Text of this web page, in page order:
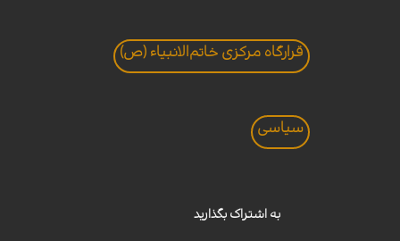
قرارگاه مرکزی خاتم‌الانبیاء (ص)
سیاسی
به اشتراک بگذارید